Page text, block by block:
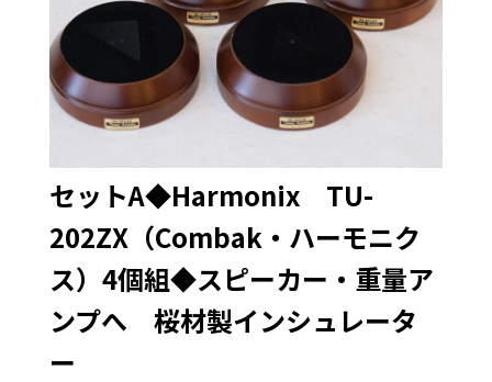
セットA◆Harmonix TU-
202ZX（Combak・ハーモニク
ス）4個組◆スピーカー・重量ア
ンプへ 桜材製インシュレータ
ー